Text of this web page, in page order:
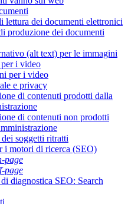
lettura dei documenti elettronici
produzione dei documenti
(alt text) per le immagini
i video
per i video
e privacy
di contenuti prodotti dalla
di contenuti non prodotti
soggetti ritratti
i motori di ricerca (SEO)
page
page
diagnostica SEO: Search